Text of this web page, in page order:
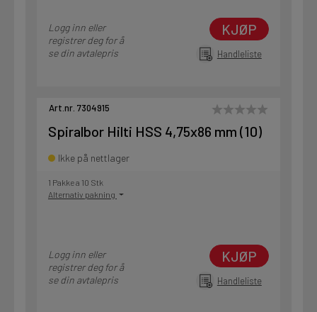
Logg inn eller
registrer deg for å
se din avtalepris
KJØP
Handleliste
Art.nr. 7304915
Spiralbor Hilti HSS 4,75x86 mm (10)
Ikke på nettlager
1 Pakke a 10 Stk
Alternativ pakning
Logg inn eller
registrer deg for å
se din avtalepris
KJØP
Handleliste